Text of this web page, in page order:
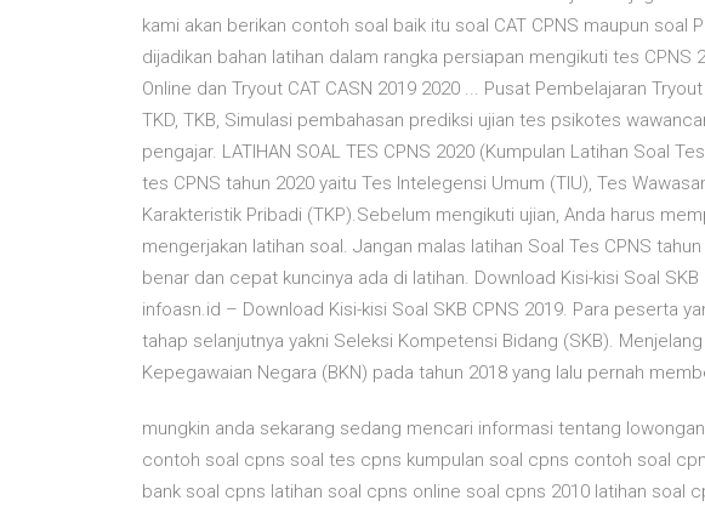
kami akan berikan contoh soal baik itu soal CAT CPNS maupun soal
dijadikan bahan latihan dalam rangka persiapan mengikuti tes CPNS
Online dan Tryout CAT CASN 2019 2020 ... Pusat Pembelajaran
TKD, TKB, Simulasi pembahasan prediksi ujian tes psikotes
pengajar. LATIHAN SOAL TES CPNS 2020 (Kumpulan Latihan Soal
tes CPNS tahun 2020 yaitu Tes Intelegensi Umum (TIU), Tes
Karakteristik Pribadi (TKP).Sebelum mengikuti ujian, Anda harus
mengerjakan latihan soal. Jangan malas latihan Soal Tes CPNS
benar dan cepat kuncinya ada di latihan. Download Kisi-kisi Soal SKB
infoasn.id – Download Kisi-kisi Soal SKB CPNS 2019. Para peserta
tahap selanjutnya yakni Seleksi Kompetensi Bidang (SKB). Menjelang
Kepegawaian Negara (BKN) pada tahun 2018 yang lalu pernah
mungkin anda sekarang sedang mencari informasi tentang
contoh soal cpns soal tes cpns kumpulan soal cpns contoh soal
bank soal cpns latihan soal cpns online soal cpns 2010 latihan soal